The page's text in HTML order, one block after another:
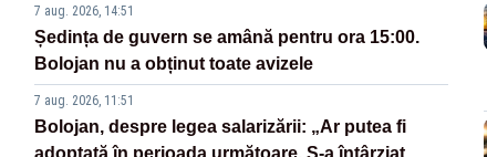
7 aug. 2026, 14:51
Ședința de guvern se amână pentru ora 15:00.
Bolojan nu a obținut toate avizele
7 aug. 2026, 11:51
Bolojan, despre legea salarizării: „Ar putea fi